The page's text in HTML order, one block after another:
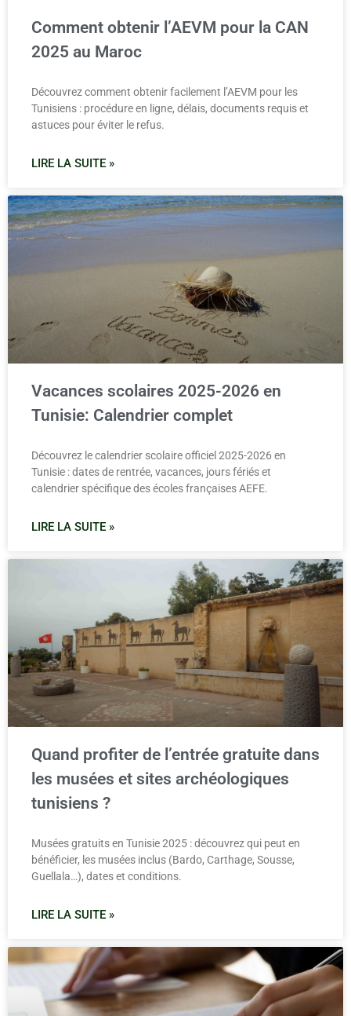
Comment obtenir l’AEVM pour la CAN
2025 au Maroc
Découvrez comment obtenir facilement l’AEVM pour les
Tunisiens : procédure en ligne, délais, documents requis et
astuces pour éviter le refus.
LIRE LA SUITE »
Vacances scolaires 2025-2026 en
Tunisie: Calendrier complet
Découvrez le calendrier scolaire officiel 2025-2026 en
Tunisie : dates de rentrée, vacances, jours fériés et
calendrier spécifique des écoles françaises AEFE.
LIRE LA SUITE »
Quand profiter de l’entrée gratuite dans
les musées et sites archéologiques
tunisiens ?
Musées gratuits en Tunisie 2025 : découvrez qui peut en
bénéficier, les musées inclus (Bardo, Carthage, Sousse,
Guellala…), dates et conditions.
LIRE LA SUITE »